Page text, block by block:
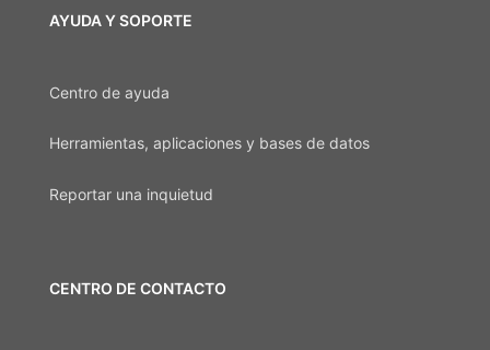
AYUDA Y SOPORTE
Centro de ayuda
Herramientas, aplicaciones y bases de datos
Reportar una inquietud
CENTRO DE CONTACTO